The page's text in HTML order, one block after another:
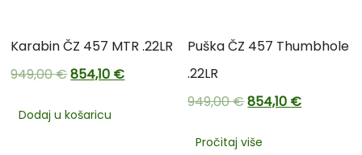
Karabin ČZ 457 MTR .22LR
949,00€854,10 €
Dodaj u košaricu
Puška ČZ 457 Thumbhole
.22LR
949,00€854,10 €
Pročitaj više